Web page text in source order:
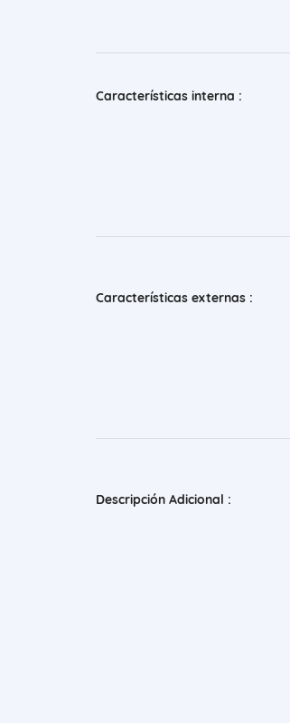
Características interna :
Características externas :
Descripción Adicional :